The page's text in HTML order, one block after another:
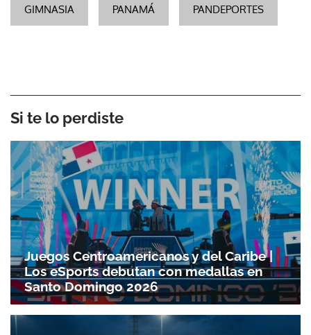
GIMNASIA PANAMÁ PANDEPORTES
Si te lo perdiste
Juegos Centroamericanos y del Caribe |
Los eSports debutan con medallas en
Santo Domingo 2026